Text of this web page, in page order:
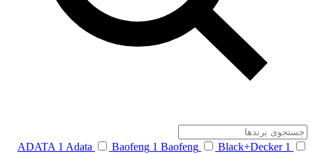
ADATA 1 Adata Baofeng 1 Baofeng Black+Decker 1